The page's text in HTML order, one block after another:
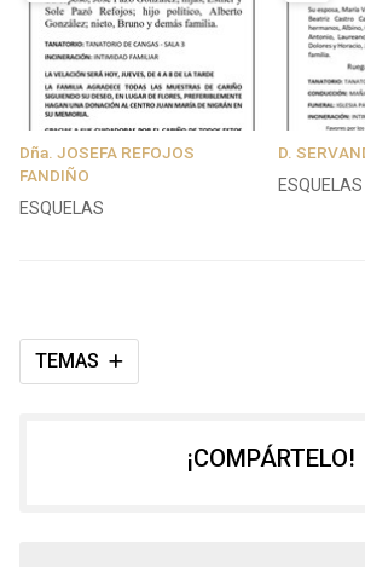
TEMAS
Dña. JOSEFA REFOJOS
FANDIÑO
ESQUELAS
D.
ESQUELAS
¡COMPÁRTELO!